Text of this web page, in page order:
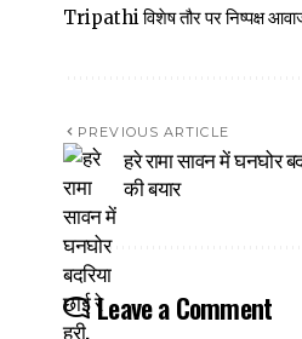
Tripathi विशेष तौर पर निष्पक्ष
PREVIOUS ARTICLE
हरे रामा सावन में घनघोर
की बयार
Leave a Comment